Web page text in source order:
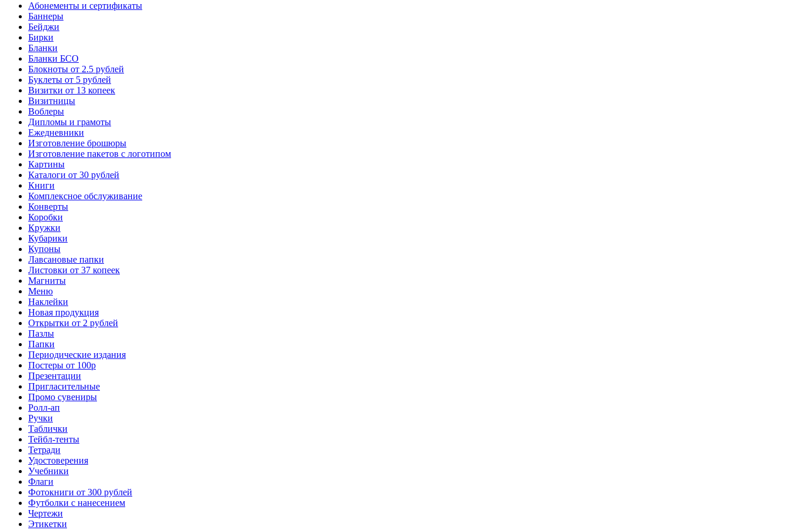
Абонементы и сертификаты
Баннеры
Бейджи
Бирки
Бланки
Бланки БСО
Блокноты от 2.5 рублей
Буклеты от 5 рублей
Визитки от 13 копеек
Визитницы
Воблеры
Дипломы и грамоты
Ежедневники
Изготовление брошюры
Изготовление пакетов с логотипом
Картины
Каталоги от 30 рублей
Книги
Комплексное обслуживание
Конверты
Коробки
Кружки
Кубарики
Купоны
Лавсановые папки
Листовки от 37 копеек
Магниты
Меню
Наклейки
Новая продукция
Открытки от 2 рублей
Пазлы
Папки
Периодические издания
Постеры от 100р
Презентации
Пригласительные
Промо сувениры
Ролл-ап
Ручки
Таблички
Тейбл-тенты
Тетради
Удостоверения
Учебники
Флаги
Фотокниги от 300 рублей
Футболки с нанесением
Чертежи
Этикетки